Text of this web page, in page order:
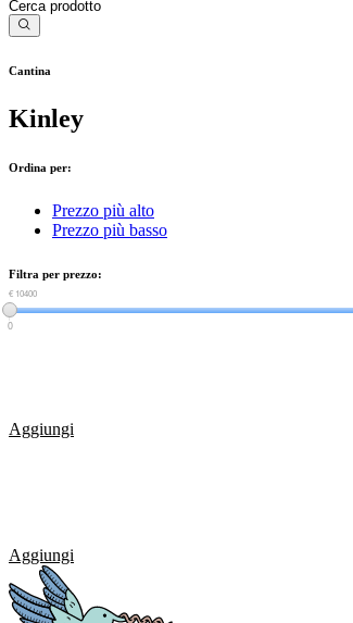
Cantina
Kinley
Ordina per:
Prezzo più alto
Prezzo più basso
Filtra per prezzo:
€ 0
€ 10400
0
Aggiungi
Aggiungi